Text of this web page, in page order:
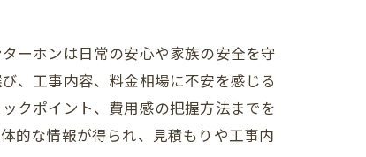
ーホンは日常の安心や家族の安全を守
、工事内容、料金相場に不安を感じる
クポイント、費用感の把握方法までを
的な情報が得られ、見積もりや工事内